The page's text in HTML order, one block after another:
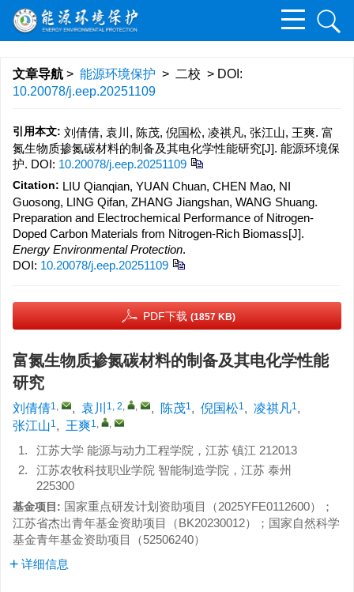
文章导航 > 能源环境保护 > 二校 > DOI:
10.20078/j.eep.20251109
引用本文: 刘倩倩, 袁川, 陈茂, 倪国松, 凌祺凡, 张江山, 王爽. 富
氮生物质掺氮碳材料的制备及其电化学性能研究[J]. 能源环境保
护. DOI: 10.20078/j.eep.20251109
Citation: LIU Qianqian, YUAN Chuan, CHEN Mao, NI
Guosong, LING Qifan, ZHANG Jiangshan, WANG Shuang.
Preparation and Electrochemical Performance of Nitrogen-
Doped Carbon Materials from Nitrogen-Rich Biomass[J].
Energy Environmental Protection.
DOI: 10.20078/j.eep.20251109
PDF下载 (1857 KB)
富氮生物质掺氮碳材料的制备及其电化学性能
研究
刘倩倩1, , 袁川 1, 2, , , 陈茂1, 倪国松1, 凌祺凡1,
张江山1, 王爽1, ,
1.
江苏大学 能源与动力工程学院，江苏 镇江 212013
2.
江苏农牧科技职业学院 智能制造学院，江苏 泰州
225300
基金项目: 国家重点研发计划资助项目（2025YFE0112600）；
江苏省杰出青年基金资助项目（BK20230012）；国家自然科学
基金青年基金资助项目（52506240）
详细信息